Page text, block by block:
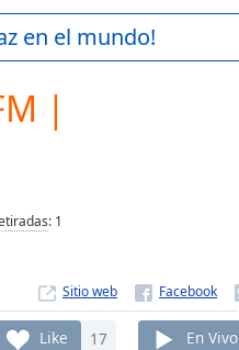
en el mundo!
|
: 1
Sitio web
Like 17 En Vivo